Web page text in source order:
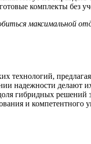
комплекты без
максимальной
технологий,
надежности делают
гибридных решений
и